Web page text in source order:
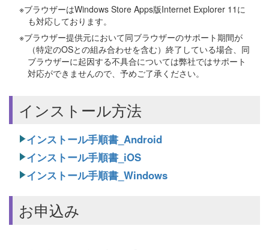
※ブラウザーはWindows Store Apps版Internet Explorer 11に
も対応しております。
※ブラウザー提供元において同ブラウザーのサポート期間が
（特定のOSとの組み合わせを含む）終了している場合、同
ブラウザーに起因する不具合については弊社ではサポート
対応ができませんので、予めご了承ください。
インストール方法
インストール手順書_Android
インストール手順書_iOS
インストール手順書_Windows
お申込み